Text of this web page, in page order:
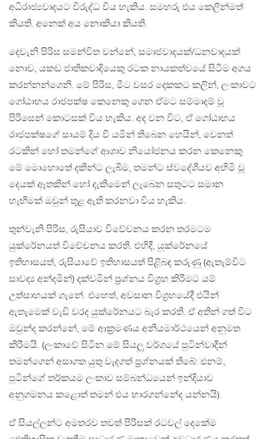
අධිරාජ්‍යවාදයට විරුද්ධ විය හැකිය. සමහරු එය කෙලින්මත්
කියති. අනෙක් අය නොකියා කියති.
දෙවැනි පිරිස සමන්විත වන්නේ, සමාජවාදයක්/ධනවාදයක්
නොව, යකඩ ජාතිකවාදියෙකු රටක නායකත්වයේ සිටීම අගය
කරන්නන්ගෙනි. මේ පිරිස, මීට වසර දෙකකට කලින්, ලංකාවට
ගෝඨාභය රාජපක්ෂ කෙනෙකු ගෙන ඒමට සම්මාදම් වූ
පිරිසෙන් කොටසක් විය හැකිය. අද වන විට, ඒ ගෝඨාභය
රාජපක්ෂගේ සායම් දිය වී යමින් තිබෙන හෙයින්, වෙනත්
රටකින් හෝ තමන්ගේ ආශාව නියෝජනය කරන කෙනෙකු
මේ මොහොතේ දකින්ට ලැබීම, තමන්ට ස්වදේශීයව අහිමි වූ
දෙයක් ඈතකින් හෝ දැකීමෙන් ලැබෙන සතුටට සමාන
හැඟීමක් ඔවුන් තුළ ඇති කරනවා විය හැකිය.
තුන්වැනි පිරිස, රුසියාව විවේචනය කරන තරමටම
යුක්රේනයත් විවේචනය කරති. එහිදී, යුක්රේනයේ
ඉතිහාසයත්, රුසියාවේ ඉතිහාසයත් පිළිබඳ කරුණු (ඇතැම්විට
සාවද්‍ය අන්දමින්) දක්වමින් ප්‍රශ්නය විග්‍රහ කිරීමට යම්
උත්සාහයක් ගැනේ. එහෙත්, අවසාන විග්‍රහයේදී එයින්
ඇතැමෙක් වැඩි වරද යුක්රේනයට බැර කරති. ඒ අතින් ගත් විට
ඔවුන්ද කරන්නේ, මේ ආක්‍රමණය අනියමාර්ථයෙන් අනුමත
කිරීමයි. (ලංකාවේ සිටින මේ සියලූ වර්ගයේ පුටින්වාදීන්
තමන්ගෙන් අසාගත යුතු වැදගත් ප්‍රශ්නයක් තිබේ: එනම්,
පුටින්ගේ තර්කයම ලංකාව සම්බන්ධයෙන් ඉන්දියාව
අනුගමනය කළොත් තමන් එය භාරගන්නේද යන්නයි).
ඒ සියල්ලන්ට අමතරව තවත් පිරිසක් රටවල් දෙකේම